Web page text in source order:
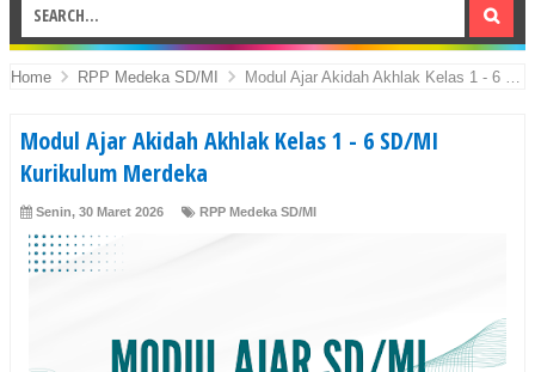
Home RPP Medeka SD/MI Modul Ajar Akidah Akhlak Kelas 1 - 6 SD/MI Kurikulum Merdeka
Modul Ajar Akidah Akhlak Kelas 1 - 6 SD/MI
Kurikulum Merdeka
Senin, 30 Maret 2026 RPP Medeka SD/MI